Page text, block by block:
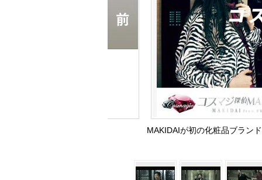
MAKIDAIが初の化粧品ブラン